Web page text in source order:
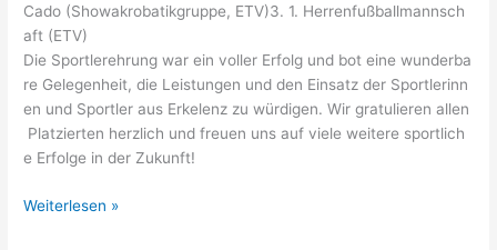
Cado (Showakrobatikgruppe, ETV)3. 1. Herrenfußballmannsch
aft (ETV)
Die Sportlerehrung war ein voller Erfolg und bot eine wunderba
re Gelegenheit, die Leistungen und den Einsatz der Sportlerinn
en und Sportler aus Erkelenz zu würdigen. Wir gratulieren allen
Platzierten herzlich und freuen uns auf viele weitere sportlich
e Erfolge in der Zukunft!
Sportlerehrung in der Erkelenzer Stadthalle am 29. März 2025
Weiterlesen »